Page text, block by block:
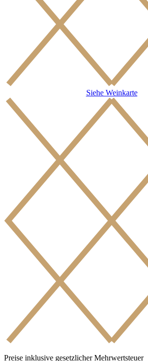
Siehe Weinkarte
Preise inklusive gesetzlicher Mehrwertsteuer